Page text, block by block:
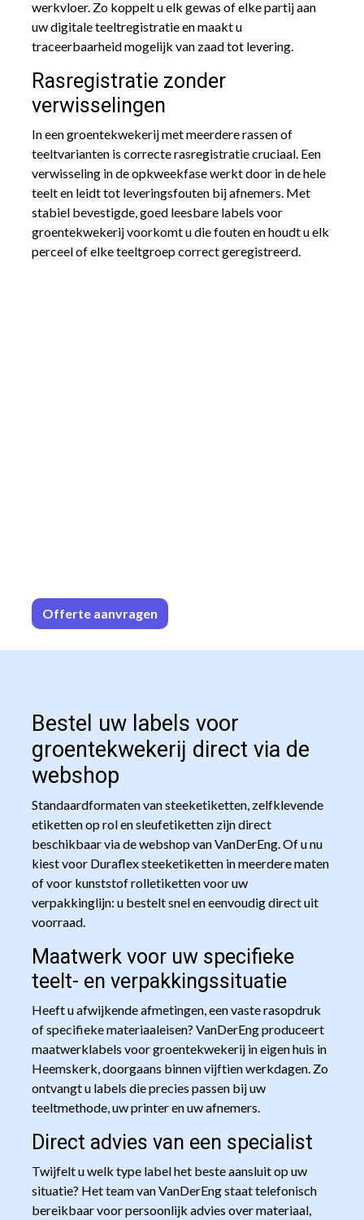
werkvloer. Zo koppelt u elk gewas of elke partij aan
uw digitale teeltregistratie en maakt u
traceerbaarheid mogelijk van zaad tot levering.
Rasregistratie zonder
verwisselingen
In een groentekwekerij met meerdere rassen of
teeltvarianten is correcte rasregistratie cruciaal. Een
verwisseling in de opkweekfase werkt door in de hele
teelt en leidt tot leveringsfouten bij afnemers. Met
stabiel bevestigde, goed leesbare labels voor
groentekwekerij voorkomt u die fouten en houdt u elk
perceel of elke teeltgroep correct geregistreerd.
Offerte aan​​vrag​​en
Bestel uw labels voor
groentekwekerij direct via de
webshop
Standaardformaten van steeketiketten, zelfklevende
etiketten op rol en sleufetiketten zijn direct
beschikbaar via de webshop van VanDerEng. Of u nu
kiest voor Duraflex steeketiketten in meerdere maten
of voor kunststof rolletiketten voor uw
verpakkinglijn: u bestelt snel en eenvoudig direct uit
voorraad.
Maatwerk voor uw specifieke
teelt- en verpakkingssituatie
Heeft u afwijkende afmetingen, een vaste rasopdruk
of specifieke materiaaleisen? VanDerEng produceert
maatwerklabels voor groentekwekerij in eigen huis in
Heemskerk, doorgaans binnen vijftien werkdagen. Zo
ontvangt u labels die precies passen bij uw
teeltmethode, uw printer en uw afnemers.
Direct advies van een specialist
Twijfelt u welk type label het beste aansluit op uw
situatie? Het team van VanDerEng staat telefonisch
bereikbaar voor persoonlijk advies over materiaal,